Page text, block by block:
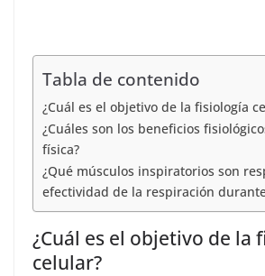
Tabla de contenido
¿Cuál es el objetivo de la fisiología
¿Cuáles son los beneficios
física?
¿Qué músculos inspiratorios son
efectividad de la respiración
¿Cuál es el objetivo de la
celular?